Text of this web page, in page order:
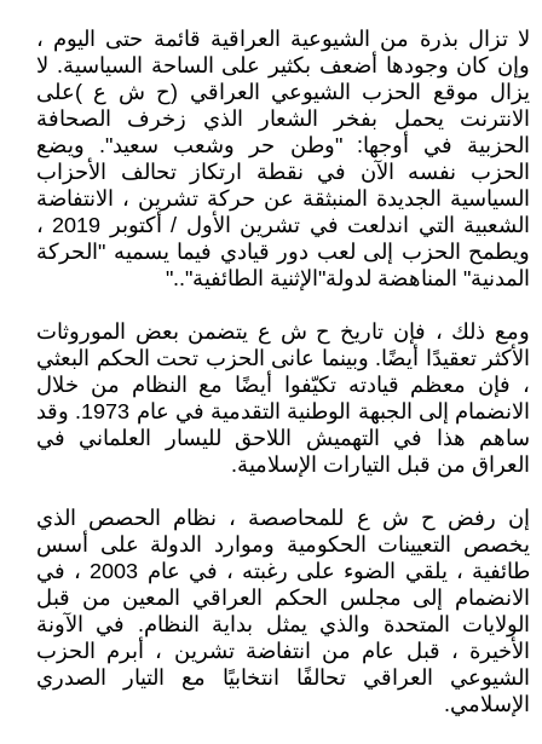
لا تزال بذرة من الشيوعية العراقية قائمة حتى اليوم ،
وإن كان وجودها أضعف بكثير على الساحة السياسية. لا
يزال موقع الحزب الشيوعي العراقي (ح ش ع )على
الانترنت يحمل بفخر الشعار الذي زخرف الصحافة
الحزبية في أوجها: "وطن حر وشعب سعيد". ويضع
الحزب نفسه الآن في نقطة ارتكاز تحالف الأحزاب
السياسية الجديدة المنبثقة عن حركة تشرين ، الانتفاضة
الشعبية التي اندلعت في تشرين الأول / أكتوبر 2019 ،
ويطمح الحزب إلى لعب دور قيادي فيما يسميه "الحركة
المدنية" المناهضة لدولة"الإثنية الطائفية".."
ومع ذلك ، فإن تاريخ ح ش ع يتضمن بعض الموروثات
الأكثر تعقيدًا أيضًا. وبينما عانى الحزب تحت الحكم البعثي
، فإن معظم قيادته تكيّفوا أيضًا مع النظام من خلال
الانضمام إلى الجبهة الوطنية التقدمية في عام 1973. وقد
ساهم هذا في التهميش اللاحق لليسار العلماني في
العراق من قبل التيارات الإسلامية.
إن رفض ح ش ع للمحاصصة ، نظام الحصص الذي
يخصص التعيينات الحكومية وموارد الدولة على أسس
طائفية ، يلقي الضوء على رغبته ، في عام 2003 ، في
الانضمام إلى مجلس الحكم العراقي المعين من قبل
الولايات المتحدة والذي يمثل بداية النظام. في الآونة
الأخيرة ، قبل عام من انتفاضة تشرين ، أبرم الحزب
الشيوعي العراقي تحالفًا انتخابيًا مع التيار الصدري
الإسلامي.